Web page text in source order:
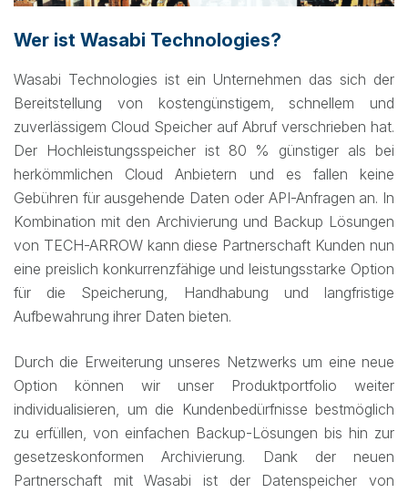
Wer ist Wasabi Technologies?
Wasabi Technologies ist ein Unternehmen das sich der
Bereitstellung von kostengünstigem, schnellem und
zuverlässigem Cloud Speicher auf Abruf verschrieben hat.
Der Hochleistungsspeicher ist 80 % günstiger als bei
herkömmlichen Cloud Anbietern und es fallen keine
Gebühren für ausgehende Daten oder API-Anfragen an. In
Kombination mit den Archivierung und Backup Lösungen
von TECH-ARROW kann diese Partnerschaft Kunden nun
eine preislich konkurrenzfähige und leistungsstarke Option
für die Speicherung, Handhabung und langfristige
Aufbewahrung ihrer Daten bieten.
Durch die Erweiterung unseres Netzwerks um eine neue
Option können wir unser Produktportfolio weiter
individualisieren, um die Kundenbedürfnisse bestmöglich
zu erfüllen, von einfachen Backup-Lösungen bis hin zur
gesetzeskonformen Archivierung. Dank der neuen
Partnerschaft mit Wasabi ist der Datenspeicher von